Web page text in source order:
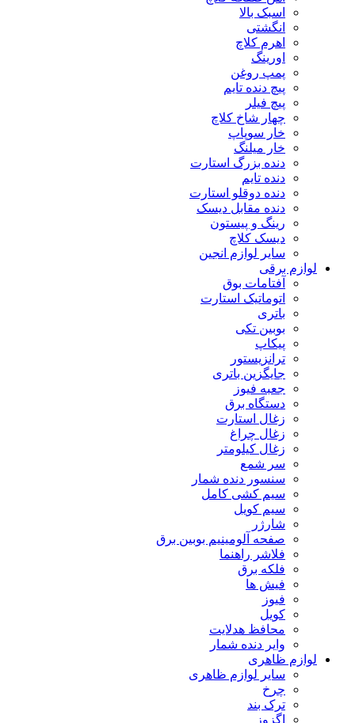
اسبک بالا
انگشتی
اهرم کلاچ
اورینگ
پمپ روغن
پیچ دنده تایم
پیچ فیلر
چهار شاخ کلاچ
خار سوپاپ
خار میلنگ
دنده بزرگ استارت
دنده تایم
دنده دوقلو استارت
دنده مقابل دیسک
رینگ و پیستون
دیسک کلاچ
سایر لوازم انجین
لوازم برقی
آفتامات بوق
اتوماتیک استارت
باتری
بوبین تکی
پیکاپ
ترانزیستور
جایگزین باتری
جعبه فیوز
دستگاه برق
زغال استارت
زغال چراغ
زغال کیلومتر
سر شمع
سنسور دنده شمار
سیم کشی کامل
سیم کویل
شارژر
صفحه آلومینیم بوبین برق
فلاشر راهنما
فلکه برق
فیش ها
فیوز
کویل
محافظ هدلایت
وایر دنده شمار
لوازم ظاهری
سایر لوازم ظاهری
چرخ
ترک بند
اگزوز